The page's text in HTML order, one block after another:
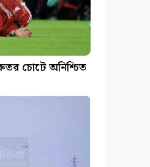
চোটে অনিশ্চিত